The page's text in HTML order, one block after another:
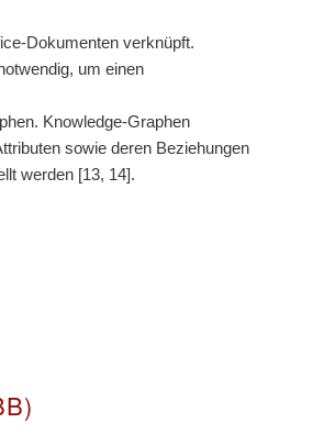
Dokumenten verknüpft.
um einen
Knowledge-Graphen
sowie deren Beziehungen
werden [13, 14].